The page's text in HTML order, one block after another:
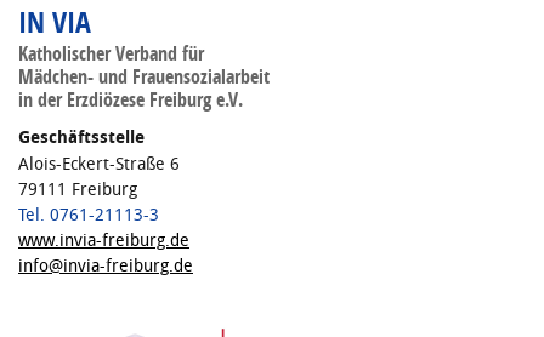
IN VIA
Katholischer Verband für
Mädchen- und Frauensozialarbeit
in der Erzdiözese Freiburg e.V.
Geschäftsstelle
Alois-Eckert-Straße 6
79111 Freiburg
Tel. 0761-21113-3
www.invia-freiburg.de
info@invia-freiburg.de